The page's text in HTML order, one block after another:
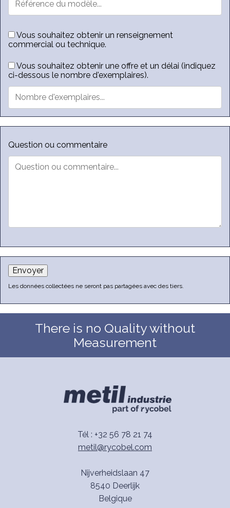
Vous souhaitez obtenir un renseignement
commercial ou technique.
Vous souhaitez obtenir une offre et un délai (indiquez
ci-dessous le nombre d'exemplaires).
Question ou commentaire
Envoyer
Les données collectées ne seront pas partagées avec des tiers.
There is no Quality without
Measurement
Tél : +32 56 78 21 74
metil@rycobel.com
Nijverheidslaan 47
8540 Deerlijk
Belgique